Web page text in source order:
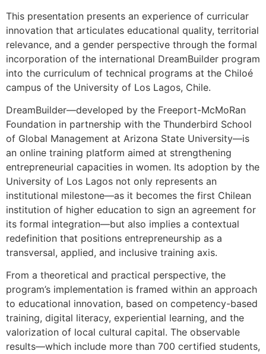
This presentation presents an experience of curricular
innovation that articulates educational quality, territorial
relevance, and a gender perspective through the formal
incorporation of the international DreamBuilder program
into the curriculum of technical programs at the Chiloé
campus of the University of Los Lagos, Chile.
DreamBuilder—developed by the Freeport-McMoRan
Foundation in partnership with the Thunderbird School
of Global Management at Arizona State University—is
an online training platform aimed at strengthening
entrepreneurial capacities in women. Its adoption by the
University of Los Lagos not only represents an
institutional milestone—as it becomes the first Chilean
institution of higher education to sign an agreement for
its formal integration—but also implies a contextual
redefinition that positions entrepreneurship as a
transversal, applied, and inclusive training axis.
From a theoretical and practical perspective, the
program’s implementation is framed within an approach
to educational innovation, based on competency-based
training, digital literacy, experiential learning, and the
valorization of local cultural capital. The observable
results—which include more than 700 certified students,